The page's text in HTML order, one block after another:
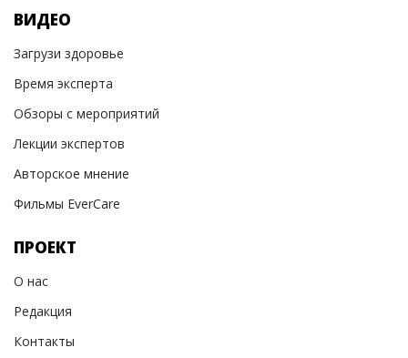
ВИДЕО
Загрузи здоровье
Время эксперта
Обзоры с мероприятий
Лекции экспертов
Авторское мнение
Фильмы EverCare
ПРОЕКТ
О нас
Редакция
Контакты